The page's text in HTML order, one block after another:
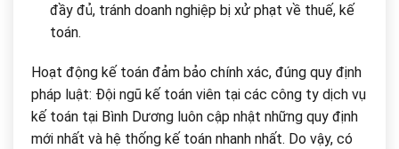
đầy đủ, tránh doanh nghiệp bị xử phạt về thuế, kế
toán.
Hoạt động kế toán đảm bảo chính xác, đúng quy định
pháp luật: Đội ngũ kế toán viên tại các công ty dịch vụ
kế toán tại Bình Dương luôn cập nhật những quy định
mới nhất và hệ thống kế toán nhanh nhất. Do vậy, có